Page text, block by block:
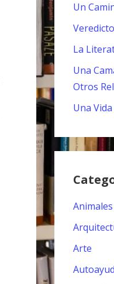
Un
La
Una
Otros
Una
Animales
Arte